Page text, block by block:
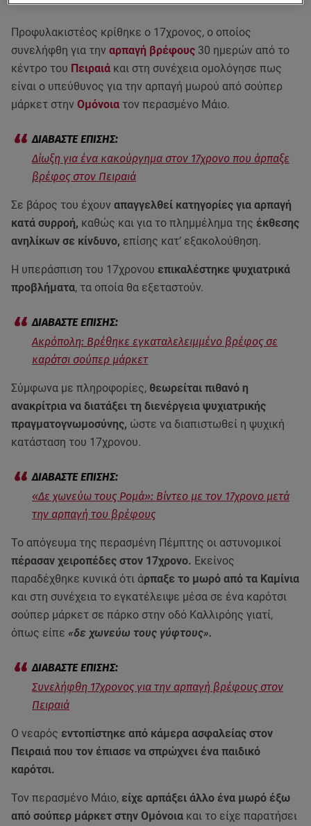
Προφυλακιστέος κρίθηκε ο 17χρονος, ο οποίος
συνελήφθη για την αρπαγή βρέφους 30 ημερών από το
κέντρο του Πειραιά και στη συνέχεια ομολόγησε πως
είναι ο υπεύθυνος για την αρπαγή μωρού από σούπερ
μάρκετ στην Ομόνοια τον περασμένο Μάιο.
Δίωξη για ένα κακούργημα στον 17χρονο που άρπαξε
βρέφος στον Πειραιά
Σε βάρος του έχουν απαγγελθεί κατηγορίες για αρπαγή
κατά συρροή, καθώς και για το πλημμέλημα της έκθεσης
ανηλίκων σε κίνδυνο, επίσης κατ’ εξακολούθηση.
Η υπεράσπιση του 17χρονου επικαλέστηκε ψυχιατρικά
προβλήματα, τα οποία θα εξεταστούν.
Ακρόπολη: Βρέθηκε εγκαταλελειμμένο βρέφος σε
καρότσι σούπερ μάρκετ
Σύμφωνα με πληροφορίες, θεωρείται πιθανό η
ανακρίτρια να διατάξει τη διενέργεια ψυχιατρικής
πραγματογνωμοσύνης, ώστε να διαπιστωθεί η ψυχική
κατάσταση του 17χρονου.
«Δε χωνεύω τους Ρομά»: Βίντεο με τον 17χρονο μετά
την αρπαγή του βρέφους
Το απόγευμα της περασμένη Πέμπτης οι αστυνομικοί
πέρασαν χειροπέδες στον 17χρονο. Εκείνος
παραδέχθηκε κυνικά ότι άρπαξε το μωρό από τα Καμίνια
και στη συνέχεια το εγκατέλειψε μέσα σε ένα καρότσι
σούπερ μάρκετ σε πάρκο στην οδό Καλλιρόης γιατί,
όπως είπε «δε χωνεύω τους γύφτους».
Συνελήφθη 17χρονος για την αρπαγή βρέφους στον
Πειραιά
Ο νεαρός εντοπίστηκε από κάμερα ασφαλείας στον
Πειραιά που τον έπιασε να σπρώχνει ένα παιδικό
καρότσι.
Τον περασμένο Μάιο, είχε αρπάξει άλλο ένα μωρό έξω
από σούπερ μάρκετ στην Ομόνοια και το είχε παρατήσει